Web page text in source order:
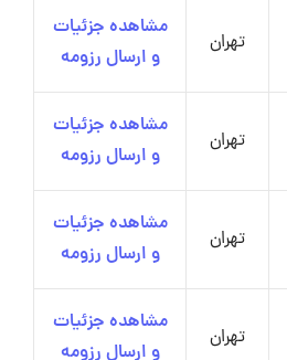
تهران
مشاهده جزئیات
و ارسال رزومه
تهران
مشاهده جزئیات
و ارسال رزومه
تهران
مشاهده جزئیات
و ارسال رزومه
تهران
مشاهده جزئیات
و ارسال رزومه